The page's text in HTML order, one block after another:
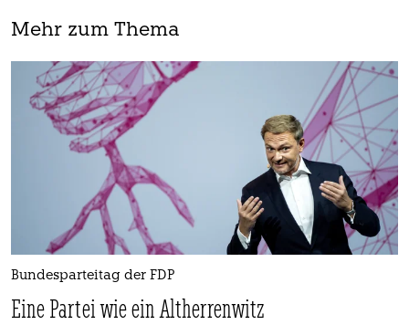
Mehr zum Thema
Bundesparteitag der FDP
Eine Partei wie ein Altherrenwitz